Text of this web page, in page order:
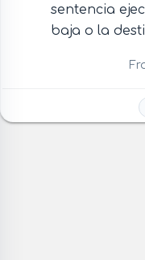
sentencia
baja o la